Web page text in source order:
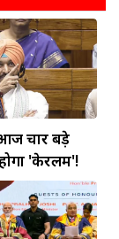
चार बड़े
'केरलम'!